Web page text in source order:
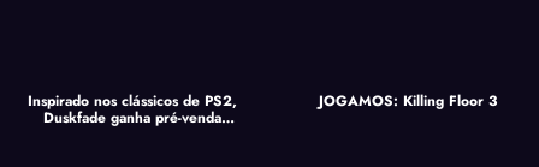
Inspirado nos clássicos de PS2,
Duskfade ganha pré-venda
JOGAMOS: Killing Floor 3